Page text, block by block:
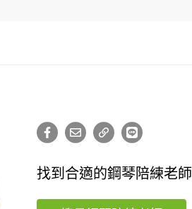
找到合適的鋼琴陪練老師